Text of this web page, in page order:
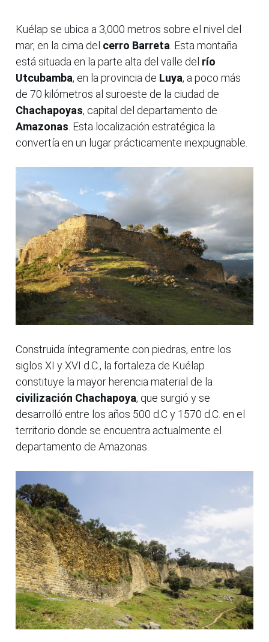
Kuélap se ubica a 3,000 metros sobre el nivel del
mar, en la cima del cerro Barreta . Esta montaña
está situada en la parte alta del valle del río
Utcubamba, en la provincia de Luya, a poco más
de 70 kilómetros al suroeste de la ciudad de
Chachapoyas, capital del departamento de
Amazonas . Esta localización estratégica la
convertía en un lugar prácticamente inexpugnable.
Construida íntegramente con piedras, entre los
siglos XI y XVI d.C., la fortaleza de Kuélap
constituye la mayor herencia material de la
civilización Chachapoya, que surgió y se
desarrolló entre los años 500 d.C y 1570 d.C. en el
territorio donde se encuentra actualmente el
departamento de Amazonas.